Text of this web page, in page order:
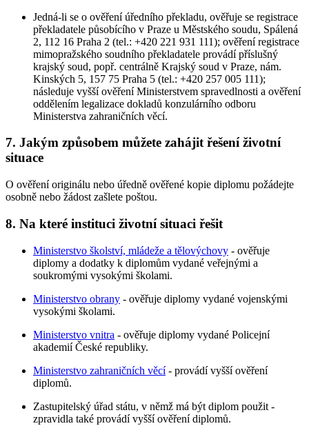
Jedná-li se o ověření úředního překladu, ověřuje se registrace
překladatele působícího v Praze u Městského soudu, Spálená
2, 112 16 Praha 2 (tel.: +420 221 931 111); ověření registrace
mimopražského soudního překladatele provádí příslušný
krajský soud, popř. centrálně Krajský soud v Praze, nám.
Kinských 5, 157 75 Praha 5 (tel.: +420 257 005 111);
následuje vyšší ověření Ministerstvem spravedlnosti a ověření
oddělením legalizace dokladů konzulárního odboru
Ministerstva zahraničních věcí.
7. Jakým způsobem můžete zahájit řešení životní
situace
O ověření originálu nebo úředně ověřené kopie diplomu požádejte
osobně nebo žádost zašlete poštou.
8. Na které instituci životní situaci řešit
Ministerstvo školství, mládeže a tělovýchovy - ověřuje
diplomy a dodatky k diplomům vydané veřejnými a
soukromými vysokými školami.
Ministerstvo obrany - ověřuje diplomy vydané vojenskými
vysokými školami.
Ministerstvo vnitra - ověřuje diplomy vydané Policejní
akademií České republiky.
Ministerstvo zahraničních věcí- provádí vyšší ověření
diplomů.
Zastupitelský úřad státu, v němž má být diplom použit -
zpravidla také provádí vyšší ověření diplomů.